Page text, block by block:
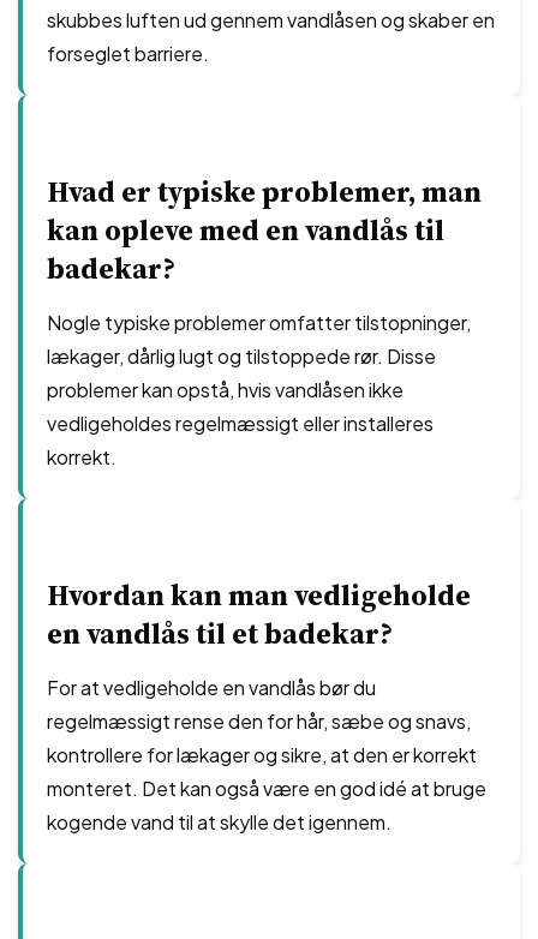
skubbes luften ud gennem vandlåsen og skaber en
forseglet barriere.
Hvad er typiske problemer, man
kan opleve med en vandlås til
badekar?
Nogle typiske problemer omfatter tilstopninger,
lækager, dårlig lugt og tilstoppede rør. Disse
problemer kan opstå, hvis vandlåsen ikke
vedligeholdes regelmæssigt eller installeres
korrekt.
Hvordan kan man vedligeholde
en vandlås til et badekar?
For at vedligeholde en vandlås bør du
regelmæssigt rense den for hår, sæbe og snavs,
kontrollere for lækager og sikre, at den er korrekt
monteret. Det kan også være en god idé at bruge
kogende vand til at skylle det igennem.